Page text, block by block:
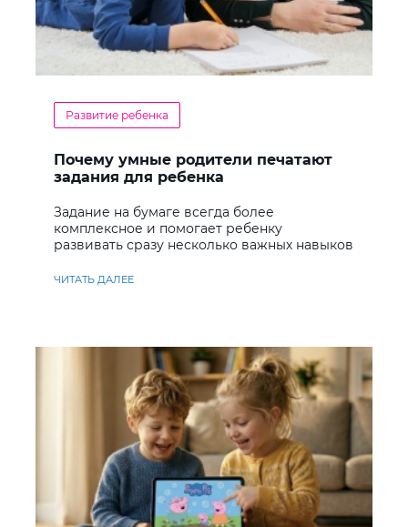
Развитие ребенка
Почему умные родители печатают
задания для ребенка
Задание на бумаге всегда более
комплексное и помогает ребенку
развивать сразу несколько важных навыков
ЧИТАТЬ ДАЛЕЕ